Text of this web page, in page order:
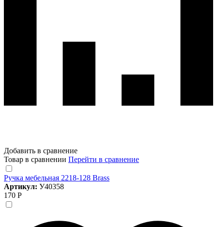
Добавить в сравнение
Товар в сравнении Перейти в сравнение
Ручка мебельная 2218-128 Brass
Артикул: У40358
170 Р